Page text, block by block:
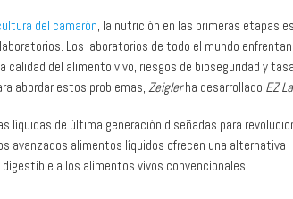
del camarón, la nutrición en las primeras etapas es
Los laboratorios de todo el mundo enfrentan
calidad del alimento vivo, riesgos de bioseguridad y
abordar estos problemas, Zeiglerha desarrollado EZ
líquidas de última generación diseñadas para
avanzados alimentos líquidos ofrecen una alternativa
a los alimentos vivos convencionales.